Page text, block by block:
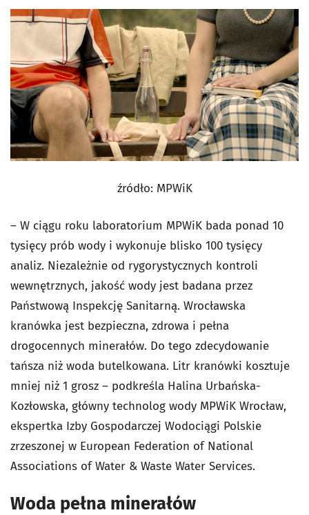
źródło: MPWiK
– W ciągu roku laboratorium MPWiK bada ponad 10
tysięcy prób wody i wykonuje blisko 100 tysięcy
analiz. Niezależnie od rygorystycznych kontroli
wewnętrznych, jakość wody jest badana przez
Państwową Inspekcję Sanitarną. Wrocławska
kranówka jest bezpieczna, zdrowa i pełna
drogocennych minerałów. Do tego zdecydowanie
tańsza niż woda butelkowana. Litr kranówki kosztuje
mniej niż 1 grosz – podkreśla Halina Urbańska-
Kozłowska, główny technolog wody MPWiK Wrocław,
ekspertka Izby Gospodarczej Wodociągi Polskie
zrzeszonej w European Federation of National
Associations of Water & Waste Water Services.
Woda pełna minerałów